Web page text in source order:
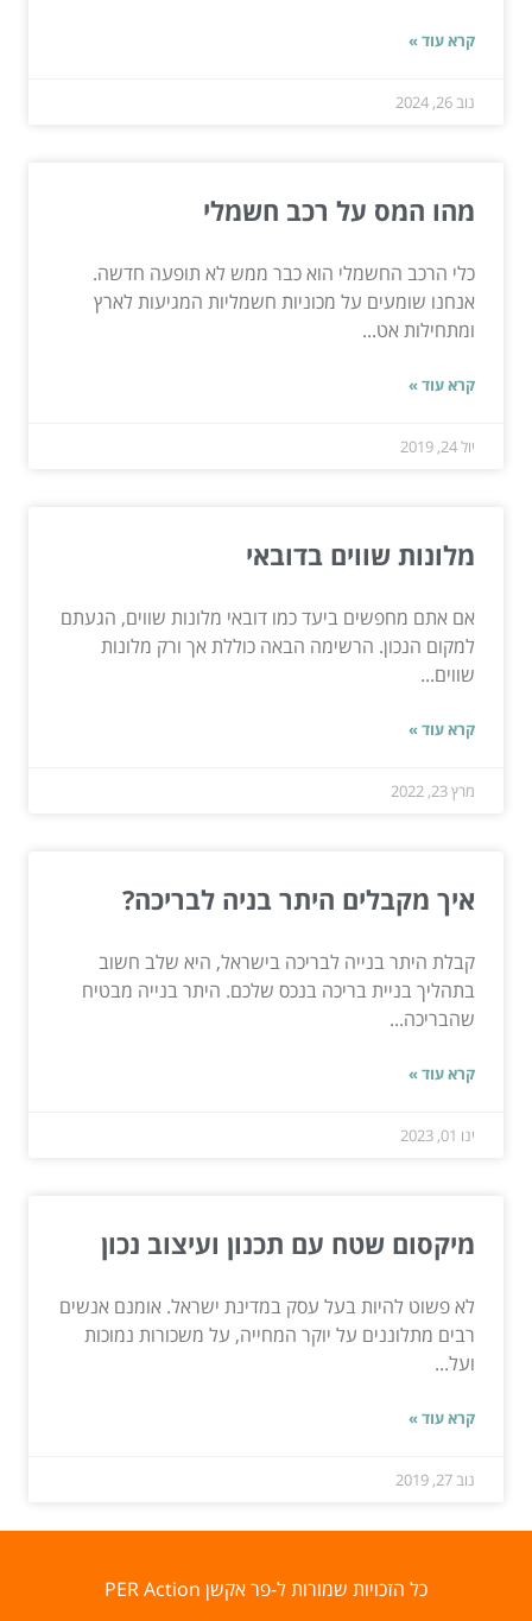
קרא עוד »
נוב 26, 2024
מהו המס על רכב חשמלי
כלי הרכב החשמלי הוא כבר ממש לא תופעה חדשה.
אנחנו שומעים על מכוניות חשמליות המגיעות לארץ
ומתחילות אט...
קרא עוד »
יול 24, 2019
מלונות שווים בדובאי
אם אתם מחפשים ביעד כמו דובאי מלונות שווים, הגעתם
למקום הנכון. הרשימה הבאה כוללת אך ורק מלונות
שווים...
קרא עוד »
מרץ 23, 2022
איך מקבלים היתר בניה לבריכה?
קבלת היתר בנייה לבריכה בישראל, היא שלב חשוב
בתהליך בניית בריכה בנכס שלכם. היתר בנייה מבטיח
שהבריכה...
קרא עוד »
ינו 01, 2023
מיקסום שטח עם תכנון ועיצוב נכון
לא פשוט להיות בעל עסק במדינת ישראל. אומנם אנשים
רבים מתלוננים על יוקר המחייה, על משכורות נמוכות
ועל...
קרא עוד »
נוב 27, 2019
כל הזכויות שמורות ל-פר אקשן PER Action